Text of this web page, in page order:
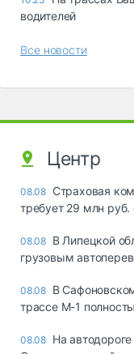
водителей
Все новости
Центр
08.08 Страховая
требует 29 млн руб.
08.08 В Липецкой
грузовым
08.08 В
трассе М-1
08.08 На